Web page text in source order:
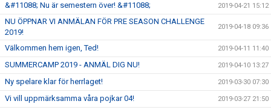
&#11088; Nu är semestern över! &#11088; 2019-04-21 15:12
NU ÖPPNAR VI ANMÄLAN FÖR PRE SEASON CHALLENGE
2019!
2019-04-18 09:36
Välkommen hem igen, Ted! 2019-04-11 11:40
SUMMERCAMP 2019 - ANMÄL DIG NU! 2019-04-10 13:27
Ny spelare klar för herrlaget! 2019-03-30 07:30
Vi vill uppmärksamma våra pojkar 04! 2019-03-27 21:50